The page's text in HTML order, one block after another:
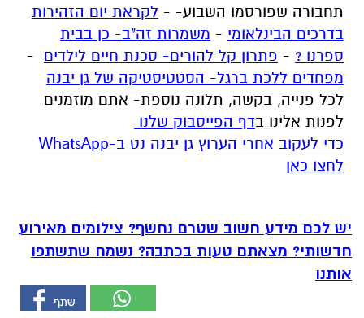
תחבורה שפורסמו השבוע- - לקראת יום הזהירות
בדרכים הבינלאומי - משמרות זה"ב- כן בבית
ספרנו ? - פתרון קל להורים- סכנת חיים לילדים
-
מפחדים ללכת ברגל- הסטטיסטיקה של גן יבנה
לכל פנייה, בקשה, תלונה נוספת- אתם מוזמנים
לפנות אלינו בדף הפייסבוק שלנו
‏כדי לעקוב אחרי הערוץ גן יבנה נט ב-WhatsApp
לחצו כאן
יש לכם מידע חשוב שטרם נחשף? צילומים מאירוע
חדשותי? מצאתם טעות בכתבה? נשמח שתשתפו
אותנו